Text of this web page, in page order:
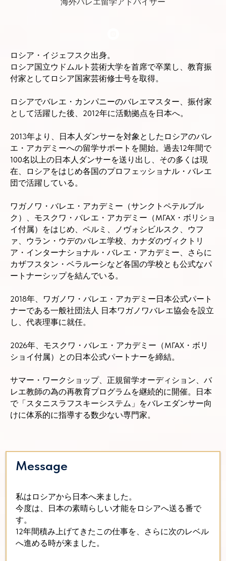
ロシア・イジェフスク出身。
ロシア国立ウドムルト芸術大学を首席で卒業し、教育振
付家としてロシア国家芸術修士号を取得。
ロシアでバレエ・カンパニーのバレエマスター、振付家
として活躍した後、2012年に活動拠点を日本へ。
2013年より、日本人ダンサーを対象としたロシアのバレ
エ・アカデミーへの留学サポートを開始。過去12年間で
100名以上の日本人ダンサーを送り出し、その多くは現
在、ロシアをはじめ各国のプロフェッショナル・バレエ
団で活躍している。
ワガノワ・バレエ・アカデミー（サンクトペテルブル
ク）、モスクワ・バレエ・アカデミー（МГАХ・ボリショ
イ付属）をはじめ、ペルミ、ノヴォシビルスク、ウフ
ァ、ウラン・ウデのバレエ学校、カナダのヴィクトリ
ア・インターナショナル・バレエ・アカデミー、さらに
カザフスタン・ベラルーシなど各国の学校とも公式なパ
ートナーシップを結んでいる。
2018年、ワガノワ・バレエ・アカデミー日本公式パート
ナーである一般社団法人 日本ワガノワバレエ協会を設立
し、代表理事に就任。
2026年、モスクワ・バレエ・アカデミー（МГАХ・ボリ
ショイ付属）との日本公式パートナーを締結。
サマー・ワークショップ、正規留学オーディション、バ
レエ教師の為の再教育プログラムを継続的に開催。日本
で「スタニスラフスキーシステム」をバレエダンサー向
けに体系的に指導する数少ない専門家。
Message
私はロシアから日本へ来ました。
今度は、日本の素晴らしい才能をロシアへ送る番で
す。
12年間積み上げてきたこの仕事を、さらに次のレベル
へ進める時が来ました。